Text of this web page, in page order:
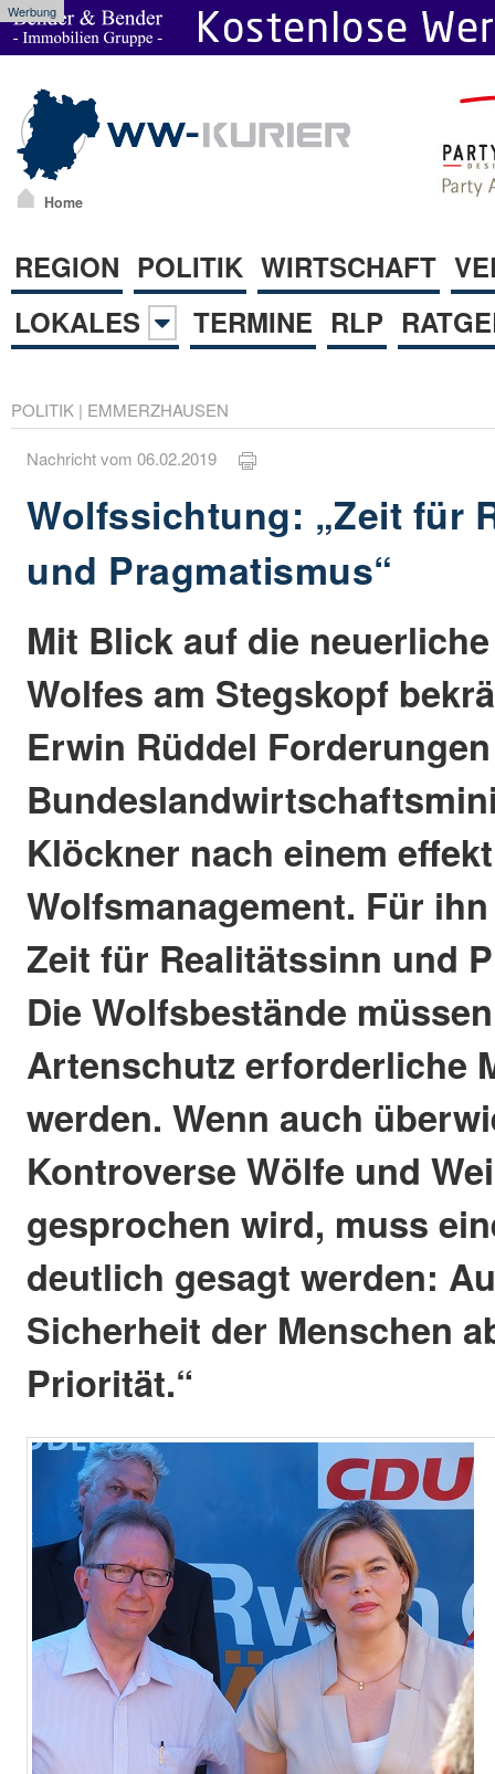
Werbung
Home
REGION POLITIK WIRTSCHAFT
LOKALES
TERMINE RLP
POLITIK | EMMERZHAUSEN
Nachricht vom 06.02.2019
Wolfssichtung: „Zeit für
und Pragmatismus“
Mit Blick auf die
Wolfes am Stegskopf
Erwin Rüddel
Klöckner nach einem
Wolfsmanagement. Für
Zeit für Realitätssinn und
Die Wolfsbestände
Artenschutz erforderliche
werden. Wenn auch
Kontroverse Wölfe und
gesprochen wird, muss
deutlich gesagt werden:
Sicherheit der Menschen
Priorität.“